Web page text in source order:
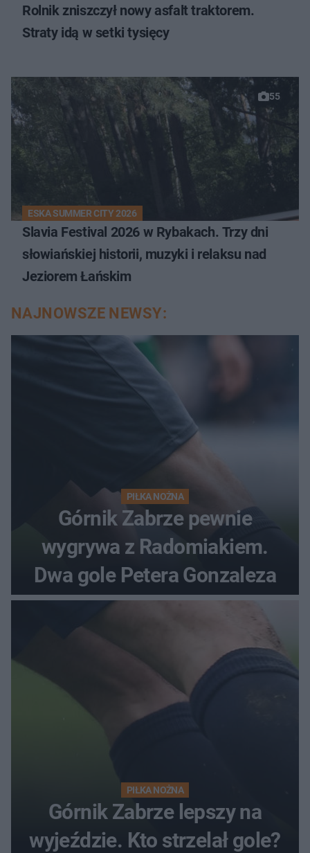
Rolnik zniszczył nowy asfalt traktorem.
Straty idą w setki tysięcy
55
ESKA SUMMER CITY 2026
Slavia Festival 2026 w Rybakach. Trzy dni
słowiańskiej historii, muzyki i relaksu nad
Jeziorem Łańskim
NAJNOWSZE NEWSY:
PIŁKA NOŻNA
Górnik Zabrze pewnie
wygrywa z Radomiakiem.
Dwa gole Petera Gonzaleza
PIŁKA NOŻNA
Górnik Zabrze lepszy na
wyjeździe. Kto strzelał gole?